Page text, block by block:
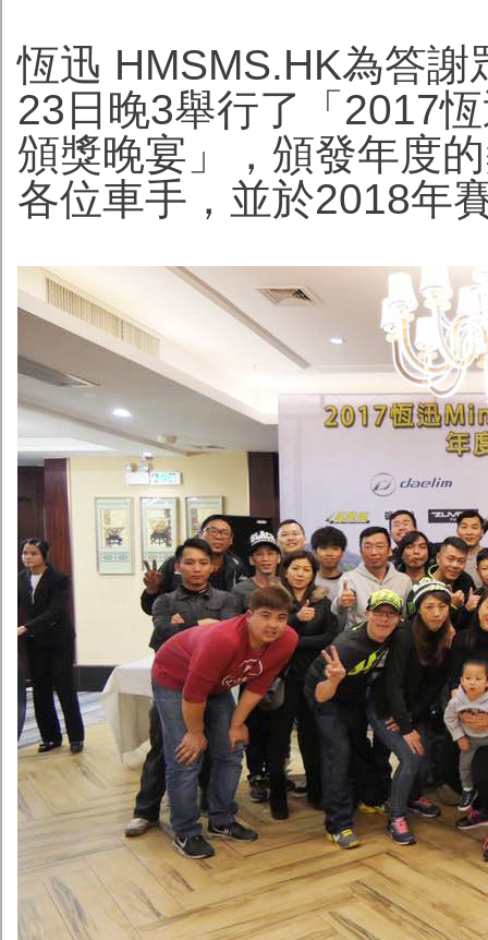
恆迅 HMSMS.HK為答
23日晚3舉行了「2017
頒獎晚宴」，頒發年度
各位車手，並於2018年